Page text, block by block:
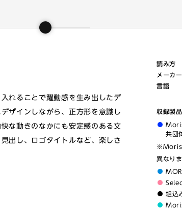
れることで躍動感を生み出したデ
ザインしながら、正方形を意識し
な動きのなかにも安定感のある文
出し、ロゴタイトルなど、楽しさ
読み方
メーカー
言語
収録製品
共団
異なり
組込